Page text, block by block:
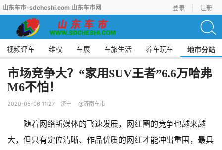
山东车市-sdcheshi.com 山东车市网 登录 注册
视频评车 维权 车展 车旅生活 养车玩车 地市分站
市场竞争大？“家用SUV王者”6.6万哈弗
M6不怕！
2020-05-06 11:27 济宁 @济南车市
随着网络新媒体的飞速发展，网红圈的竞争也越来越
大，但只有定位清晰、作品优质的网红才能冲出重围，最具